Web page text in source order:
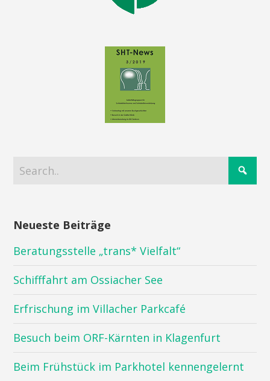
Neueste Beiträge
Beratungsstelle „trans* Vielfalt“
Schifffahrt am Ossiacher See
Erfrischung im Villacher Parkcafé
Besuch beim ORF-Kärnten in Klagenfurt
Beim Frühstück im Parkhotel kennengelernt